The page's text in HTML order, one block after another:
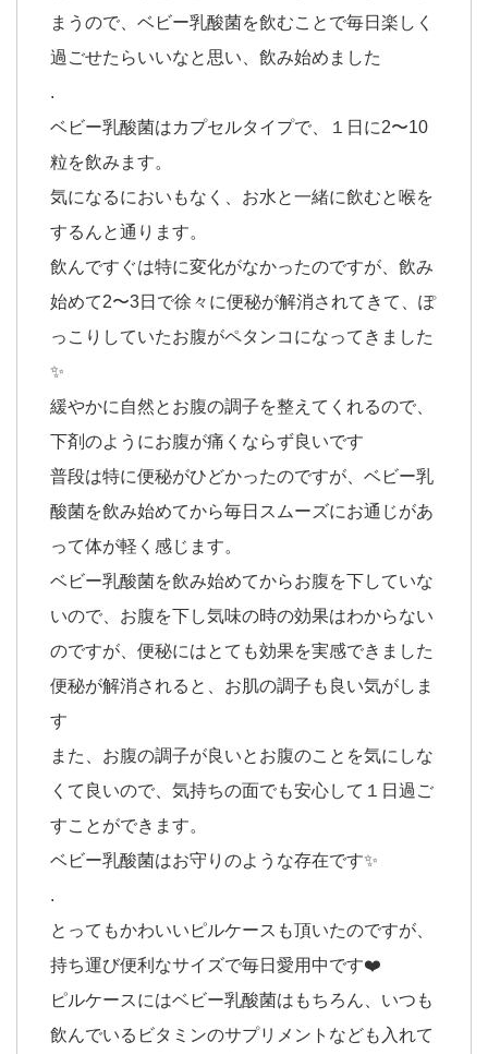
まうので、ベビー乳酸菌を飲むことで毎日楽しく
過ごせたらいいなと思い、飲み始めました
.
ベビー乳酸菌はカプセルタイプで、１日に2〜10
粒を飲みます。
気になるにおいもなく、お水と一緒に飲むと喉を
するんと通ります。
飲んですぐは特に変化がなかったのですが、飲み
始めて2〜3日で徐々に便秘が解消されてきて、ぽ
っこりしていたお腹がペタンコになってきました
✨
緩やかに自然とお腹の調子を整えてくれるので、
下剤のようにお腹が痛くならず良いです
普段は特に便秘がひどかったのですが、ベビー乳
酸菌を飲み始めてから毎日スムーズにお通じがあ
って体が軽く感じます。
ベビー乳酸菌を飲み始めてからお腹を下していな
いので、お腹を下し気味の時の効果はわからない
のですが、便秘にはとても効果を実感できました
便秘が解消されると、お肌の調子も良い気がしま
す
また、お腹の調子が良いとお腹のことを気にしな
くて良いので、気持ちの面でも安心して１日過ご
すことができます。
ベビー乳酸菌はお守りのような存在です✨
.
とってもかわいいピルケースも頂いたのですが、
持ち運び便利なサイズで毎日愛用中です❤️
ピルケースにはベビー乳酸菌はもちろん、いつも
飲んでいるビタミンのサプリメントなども入れて